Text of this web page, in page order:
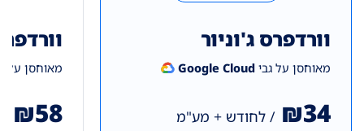
וורדפרס ג'וניור
מאוחסן על גבי Google Cloud
₪34 / לחודש + מע"מ
מאוחסן על
₪58